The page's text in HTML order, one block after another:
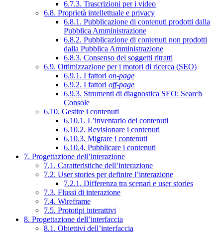
6.7.3. Trascrizioni per i video
6.8. Proprietà intellettuale e privacy
6.8.1. Pubblicazione di contenuti prodotti dalla
Pubblica Amministrazione
6.8.2. Pubblicazione di contenuti non prodotti
dalla Pubblica Amministrazione
6.8.3. Consenso dei soggetti ritratti
6.9. Ottimizzazione per i motori di ricerca (SEO)
6.9.1. I fattori on-page
6.9.2. I fattori off-page
6.9.3. Strumenti di diagnostica SEO: Search
Console
6.10. Gestire i contenuti
6.10.1. L’inventario dei contenuti
6.10.2. Revisionare i contenuti
6.10.3. Migrare i contenuti
6.10.4. Pubblicare i contenuti
7. Progettazione dell’interazione
7.1. Caratteristiche dell’interazione
7.2. User stories per definire l’interazione
7.2.1. Differenza tra scenari e user stories
7.3. Flussi di interazione
7.4. Wireframe
7.5. Prototipi interattivi
8. Progettazione dell’interfaccia
8.1. Obiettivi dell’interfaccia